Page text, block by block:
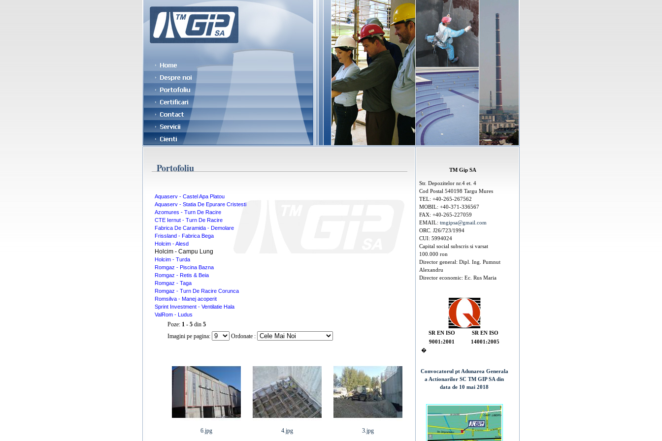
Portofoliu
Aquaserv - Castel Apa Platou
Aquaserv - Statia De Epurare Cristesti
Azomures - Turn De Racire
CTE Iernut - Turn De Racire
Fabrica De Caramida - Demolare
Frissland - Fabrica Bega
Holcim - Alesd
Holcim - Campu Lung
Holcim - Turda
Romgaz - Piscina Bazna
Romgaz - Retis & Beia
Romgaz - Taga
Romgaz - Turn De Racire Corunca
Romsilva - Manej acoperit
Sprint Investment - Ventilatie Hala
ValRom - Ludus
Poze: 1 - 5din 5
Imagini pe pagina:
Ordonate :
6.jpg 4.jpg 3.jpg
TM Gip SA
Str. Depozitelor nr.4 et. 4
Cod Postal 540198 Targu Mures
TEL: +40-265-267562
MOBIL: +40-371-336567
FAX: +40-265-227059
EMAIL: tmgipsa@gmail.com
ORC. J26/723/1994
CUI: 5994024
Capital social subscris si varsat
100.000 ron
Director general: Dipl. Ing. Pumnut
Alexandru
Director economic: Ec. Rus Maria
SR EN ISO
SR EN ISO
9001:2001
14001:2005
�
Convocatorul pt Adunarea Generala
a Actionarilor SC TM GIP SA din
data de 10 mai 2018